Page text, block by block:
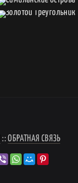
::ОБРАТНАЯ СВЯЗЬ